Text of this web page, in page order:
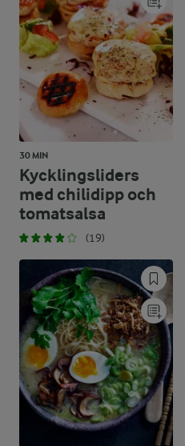
30 MIN
Kycklingsliders
med chilidipp och
tomatsalsa
(19)